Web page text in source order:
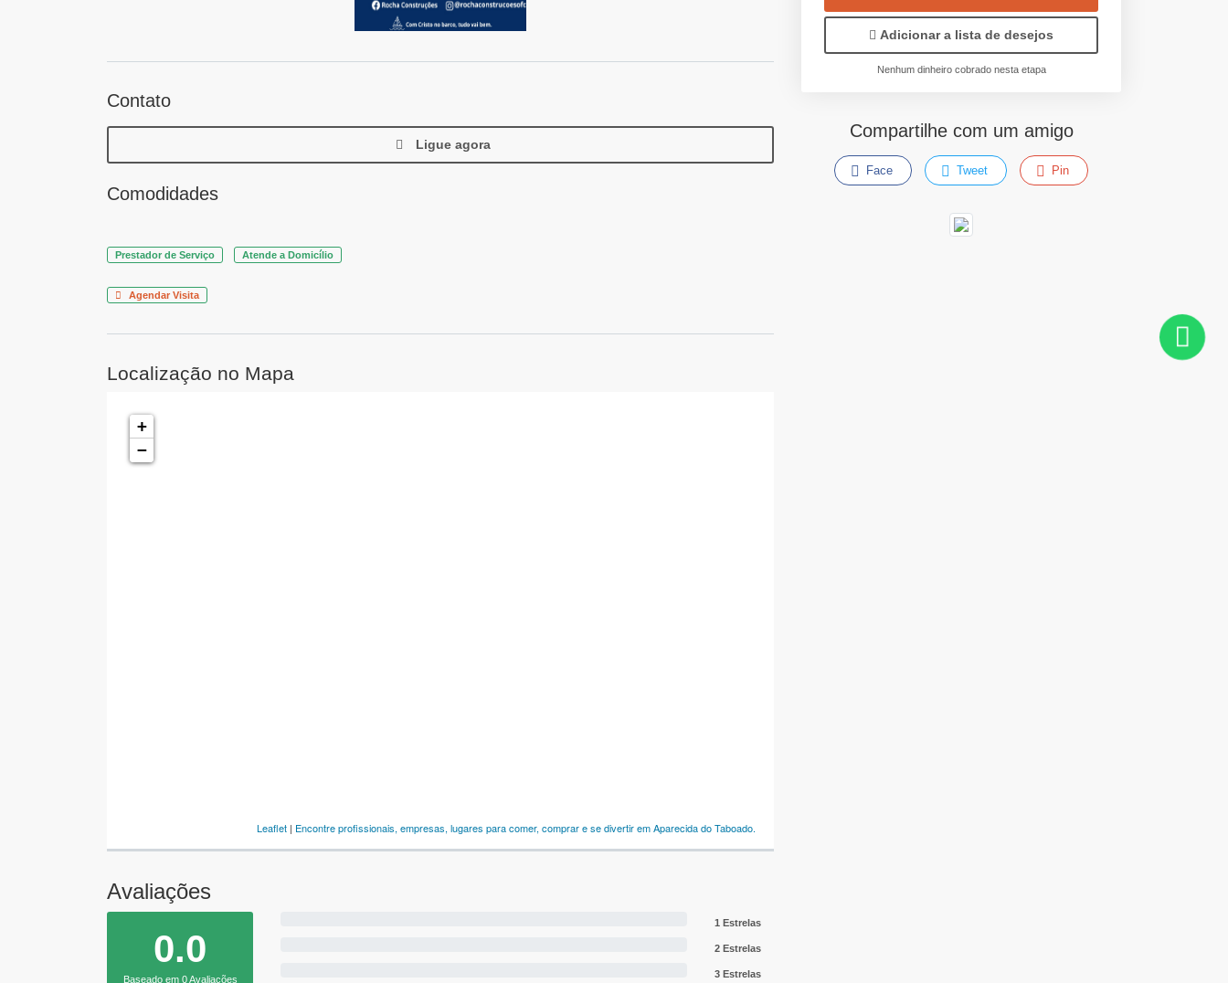
Contato
Ligue agora
Comodidades
Prestador de Serviço Atende a Domicílio
Agendar Visita
Localização no Mapa
+
−
Leaflet | Encontre profissionais, empresas, lugares para comer, comprar e se divertir em Aparecida do Taboado.
Avaliações
0.0
Baseado em 0 Avaliações
1 Estrelas
2 Estrelas
3 Estrelas
Adicionar a lista de desejos
Nenhum dinheiro cobrado nesta etapa
Compartilhe com um amigo
Face Tweet Pin